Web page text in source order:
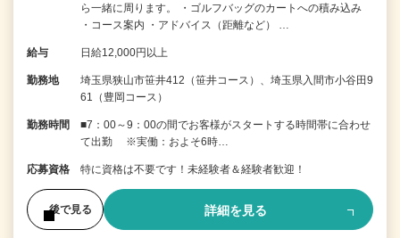
ら一緒に周ります。 ・ゴルフバッグのカートへの積み込み
・コース案内 ・アドバイス（距離など） …
給与 日給12,000円以上
勤務地
埼玉県狭山市笹井412（笹井コース）、埼玉県入間市小谷田9
61（豊岡コース）
勤務時間
■7：00～9：00の間でお客様がスタートする時間帯に合わせ
て出勤 ※実働：およそ6時…
応募資格 特に資格は不要です！未経験者＆経験者歓迎！
後で見る 詳細を見る